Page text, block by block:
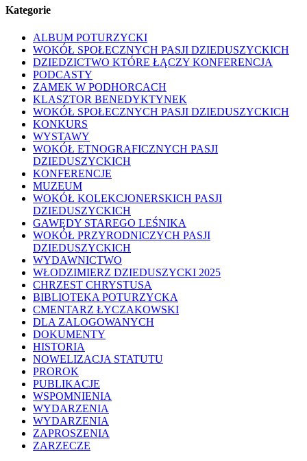
Kategorie
ALBUM POTURZYCKI
WOKÓŁ SPOŁECZNYCH PASJI DZIEDUSZYCKICH
DZIEDZICTWO KTÓRE ŁĄCZY KONFERENCJA
PODCASTY
ZAMEK W PODHORCACH
KLASZTOR BENEDYKTYNEK
WOKÓŁ SPOŁECZNYCH PASJI DZIEDUSZYCKICH
KONKURS
WYSTAWY
WOKÓŁ ETNOGRAFICZNYCH PASJI
DZIEDUSZYCKICH
KONFERENCJE
MUZEUM
WOKÓŁ KOLEKCJONERSKICH PASJI
DZIEDUSZYCKICH
GAWĘDY STAREGO LEŚNIKA
WOKÓŁ PRZYRODNICZYCH PASJI
DZIEDUSZYCKICH
WYDAWNICTWO
WŁODZIMIERZ DZIEDUSZYCKI 2025
CHRZEST CHRYSTUSA
BIBLIOTEKA POTURZYCKA
CMENTARZ ŁYCZAKOWSKI
DLA ZALOGOWANYCH
DOKUMENTY
HISTORIA
NOWELIZACJA STATUTU
PROROK
PUBLIKACJE
WSPOMNIENIA
WYDARZENIA
WYDARZENIA
ZAPROSZENIA
ZARZECZE